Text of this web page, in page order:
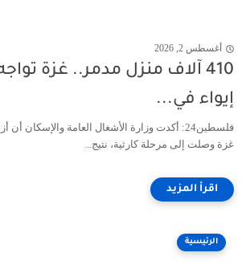
أغسطس 2, 2026
410 آلاف منزل مدمر.. غزة
إيواء في...
فلسطين24: أكدت وزارة الأشغال العامة والإسكان
غزة وصلت إلى مرحلة كارثية، نتيج...
الرئيسية